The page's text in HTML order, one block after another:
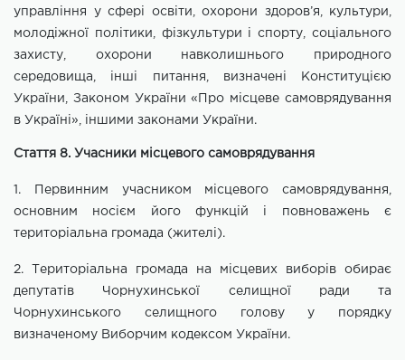
управління у сфері освіти, охорони здоров’я, культури,
молодіжної політики, фізкультури і спорту, соціального
захисту, охорони навколишнього природного
середовища, інші питання, визначені Конституцією
України, Законом України «Про місцеве самоврядування
в Україні», іншими законами України.
Стаття 8. Учасники місцевого самоврядування
1. Первинним учасником місцевого самоврядування,
основним носієм
його функцій і повноважень є
територіальна громада (жителі).
2. Територіальна громада на місцевих виборів обирає
депутатів Чорнухинської селищної
ради та
Чорнухинського селищногоголову у порядку
визначеному Виборчим кодексом України.